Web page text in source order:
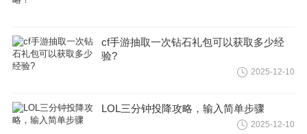
cf手游抽取一次钻石礼包可以获取多少经
验?
2025-12-10
LOL三分钟投降攻略，输入简单步骤
2025-12-10